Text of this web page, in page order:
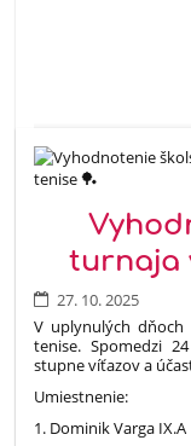
turnaja
27. 10. 2025
V uplynulých
tenise. Spomedzi
stupne víťazov a
Umiestnenie:
1. Dominik Varga IX.A